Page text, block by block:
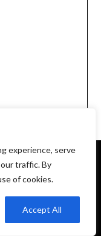
experience, serve
traffic. By
of cookies.
Accept All